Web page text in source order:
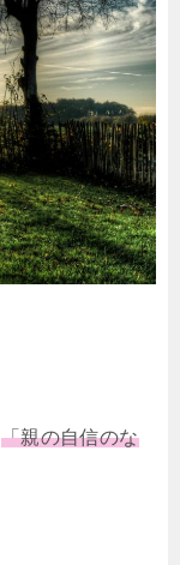
「親の自信のな